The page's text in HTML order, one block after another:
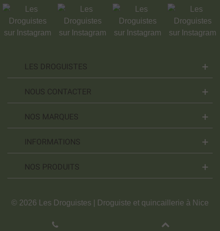
LES DROGUISTES
NOUS CONTACTER
NOS MARQUES
INFORMATIONS
NOS PRODUITS
© 2026 Les Droguistes | Droguiste et quincaillerie à Nice